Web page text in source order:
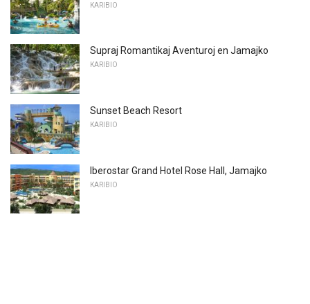
KARIBIO
Supraj Romantikaj Aventuroj en Jamajko
KARIBIO
Sunset Beach Resort
KARIBIO
Iberostar Grand Hotel Rose Hall, Jamajko
KARIBIO